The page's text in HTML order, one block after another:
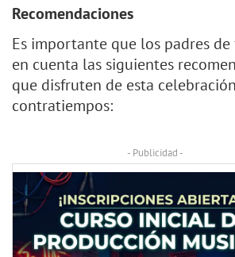
Recomendaciones
Es importante que los padres
en cuenta las siguientes
que disfruten de esta
contratiempos:
- Publicidad -